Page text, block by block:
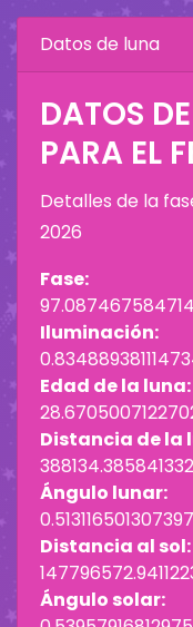
Datos de luna
DATOS
PARA EL
Detalles de la
2026
Fase:
Iluminación:
Edad de la luna:
Distancia de la
Ángulo lunar:
Distancia al sol:
Ángulo solar: